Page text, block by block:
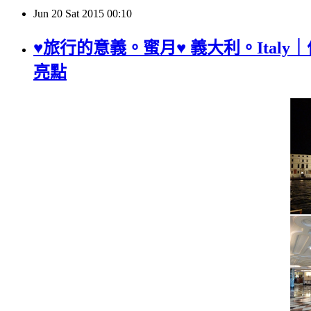
Jun 20 Sat 2015 00:10
♥旅行的意義。蜜月♥ 義大利。Italy
亮點